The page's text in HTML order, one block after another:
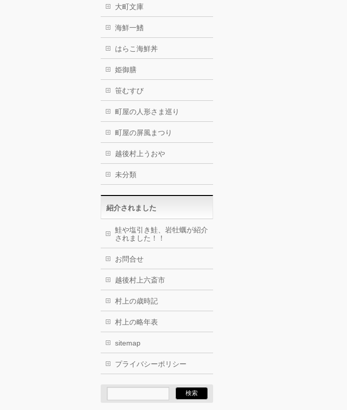
大町文庫
海鮮一鰭
はらこ海鮮丼
姫御膳
笹むすび
町屋の人形さま巡り
町屋の屏風まつり
越後村上うおや
未分類
紹介されました
鮭や塩引き鮭、岩牡蠣が紹介
されました！！
お問合せ
越後村上六斎市
村上の歳時記
村上の略年表
sitemap
プライバシーポリシー